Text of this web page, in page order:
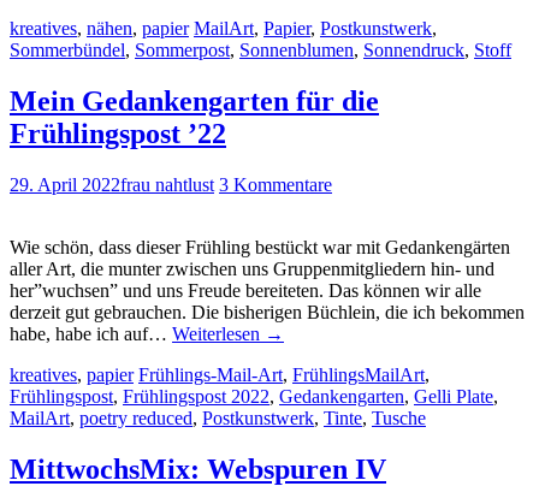
kreatives, nähen, papier MailArt, Papier, Postkunstwerk,
Sommerbündel, Sommerpost, Sonnenblumen, Sonnendruck, Stoff
Mein Gedankengarten für die
Frühlingspost ’22
29. April 2022frau nahtlust 3 Kommentare
Wie schön, dass dieser Frühling bestückt war mit Gedankengärten
aller Art, die munter zwischen uns Gruppenmitgliedern hin- und
her”wuchsen” und uns Freude bereiteten. Das können wir alle
derzeit gut gebrauchen. Die bisherigen Büchlein, die ich bekommen
habe, habe ich auf… Weiterlesen →
kreatives, papier Frühlings-Mail-Art, FrühlingsMailArt,
Frühlingspost, Frühlingspost 2022, Gedankengarten, Gelli Plate,
MailArt, poetry reduced, Postkunstwerk, Tinte, Tusche
MittwochsMix: Webspuren IV